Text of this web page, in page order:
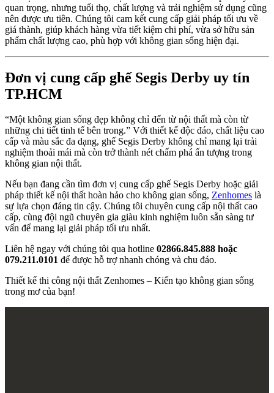
quan trọng, nhưng tuổi thọ, chất lượng và trải nghiệm sử dụng cũng
nên được ưu tiên. Chúng tôi cam kết cung cấp giải pháp tối ưu về
giá thành, giúp khách hàng vừa tiết kiệm chi phí, vừa sở hữu sản
phẩm chất lượng cao, phù hợp với không gian sống hiện đại.
Đơn vị cung cấp ghế Segis Derby uy tín
TP.HCM
“Một không gian sống đẹp không chỉ đến từ nội thất mà còn từ
những chi tiết tinh tế bên trong.” Với thiết kế độc đáo, chất liệu cao
cấp và màu sắc đa dạng, ghế Segis Derby không chỉ mang lại trải
nghiệm thoải mái mà còn trở thành nét chấm phá ấn tượng trong
không gian nội thất.
Nếu bạn đang cần tìm đơn vị cung cấp ghế Segis Derby hoặc giải
pháp thiết kế nội thất hoàn hảo cho không gian sống, Zenhomes là
sự lựa chọn đáng tin cậy. Chúng tôi chuyên cung cấp nội thất cao
cấp, cùng đội ngũ chuyên gia giàu kinh nghiệm luôn sẵn sàng tư
vấn để mang lại giải pháp tối ưu nhất.
Liên hệ ngay với chúng tôi qua hotline 02866.845.888 hoặc
079.211.0101 để được hỗ trợ nhanh chóng và chu đáo.
Thiết kế thi công nội thất Zenhomes – Kiến tạo không gian sống
trong mơ của bạn!